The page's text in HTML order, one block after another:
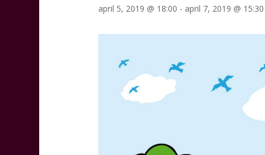
april 5, 2019 @ 18:00 - april 7, 2019 @ 15:30